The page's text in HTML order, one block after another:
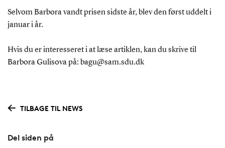
Selvom Barbora vandt prisen sidste år, blev den først uddelt i
januar i år.
Hvis du er interesseret i at læse artiklen, kan du skrive til
Barbora Gulisova på: bagu@sam.sdu.dk
TILBAGE TIL NEWS
Del siden på